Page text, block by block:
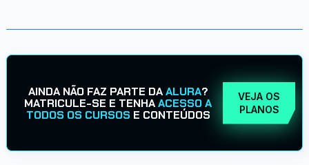
AINDA NÃO FAZ PARTE DAALURA?
MATRICULE-SE E TENHAACESSO A
TODOS OS CURSOS E CONTEÚDOS
VEJA OS
PLANOS